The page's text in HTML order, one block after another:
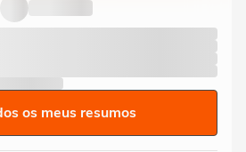
os meus resumos